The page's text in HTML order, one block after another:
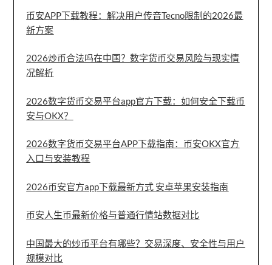
币安APP下载教程：解决用户传音Tecno限制的2026最
新方案
2026炒币合法吗在中国？数字货币交易风险与现实情
况解析
2026数字货币交易平台app官方下载：如何安全下载币
安与OKX？
2026数字货币交易平台APP下载指南：币安OKX官方
入口与安装教程
2026币安官方app下载最新方式 安卓苹果安装指南
币安人生币最新价格与普通行情站数据对比
中国最大的炒币平台有哪些？交易深度、安全性与用户
规模对比